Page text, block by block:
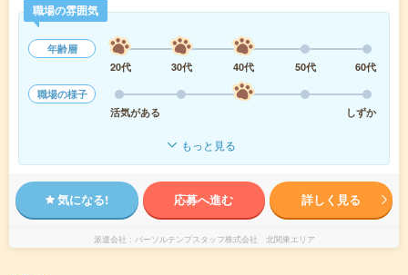
職場の雰囲気
年齢層
20代
30代 40代 50代
60代
職場の様子
活気がある
しずか
もっと見る
気になる! 応募へ進む 詳しく見る
派遣会社 パーソルテンプスタッフ株式会社 北関東エリア